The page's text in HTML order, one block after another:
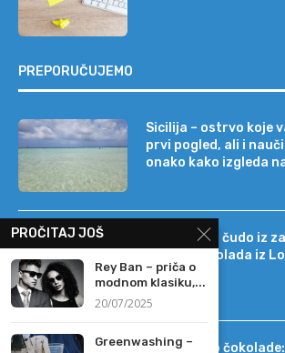
PREPORUČUJEMO
Sicilija – ostrvo koje
prvi pogled, ali i
onako kako izgleda
Tehnološko čudo iz
kako je čokolada iz
22 tržišta
Od DIF-a do
PROČITAJ JOŠ
Rey Ban – priča o
modnom klasiku,...
20/07/2025
Greenwashing –